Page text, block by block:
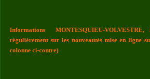
Informations MONTESQUIEU-
régulièrement sur les nouveautés mise en ligne
colonne ci-contre)